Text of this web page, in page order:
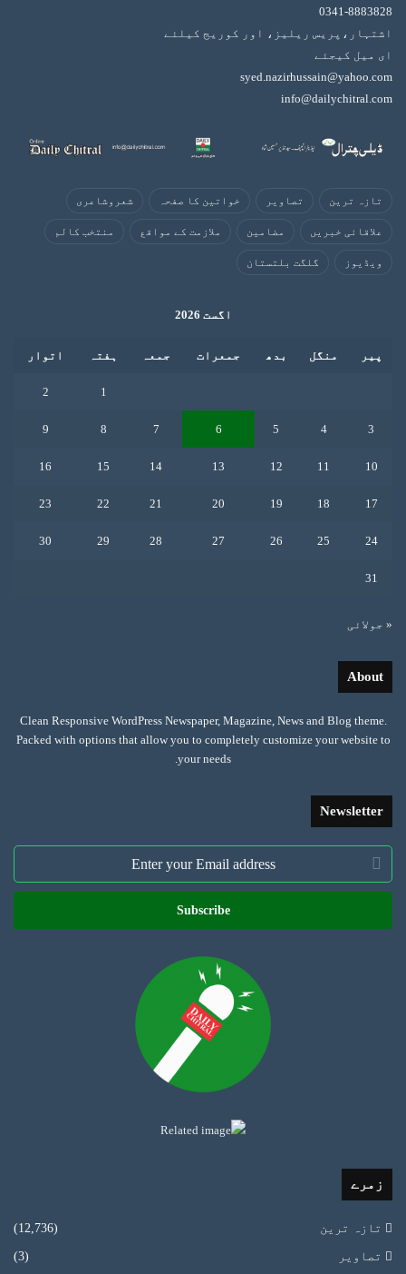
0341-8883828
اشتہار،پریس ریلیز، اور کوریج کیلئے
ای میل کیجئے
syed.nazirhussain@yahoo.com
info@dailychitral.com
تازہ ترین تصاویر خواتین کا صفحہ شعروشاعری
علاقائی خبریں مضامین ملازمت کے مواقع منتخب کالم
ویڈیوز گلگت بلتستان
اگست 2026
پیر منگل بدھ جمعرات جمعہ ہفتہ اتوار
1
2
3
4
5
6
7
8
9
10
11
12
13
14
15
16
17
18
19
20
21
22
23
24
25
26
27
28
29
30
31
« جولائی
About
Clean Responsive WordPress Newspaper, Magazine, News and Blog theme.
Packed with options that allow you to completely customize your website to
your needs.
Newsletter
your
Email
زمرے
تازہ ترین (12,736)
تصاویر (3)